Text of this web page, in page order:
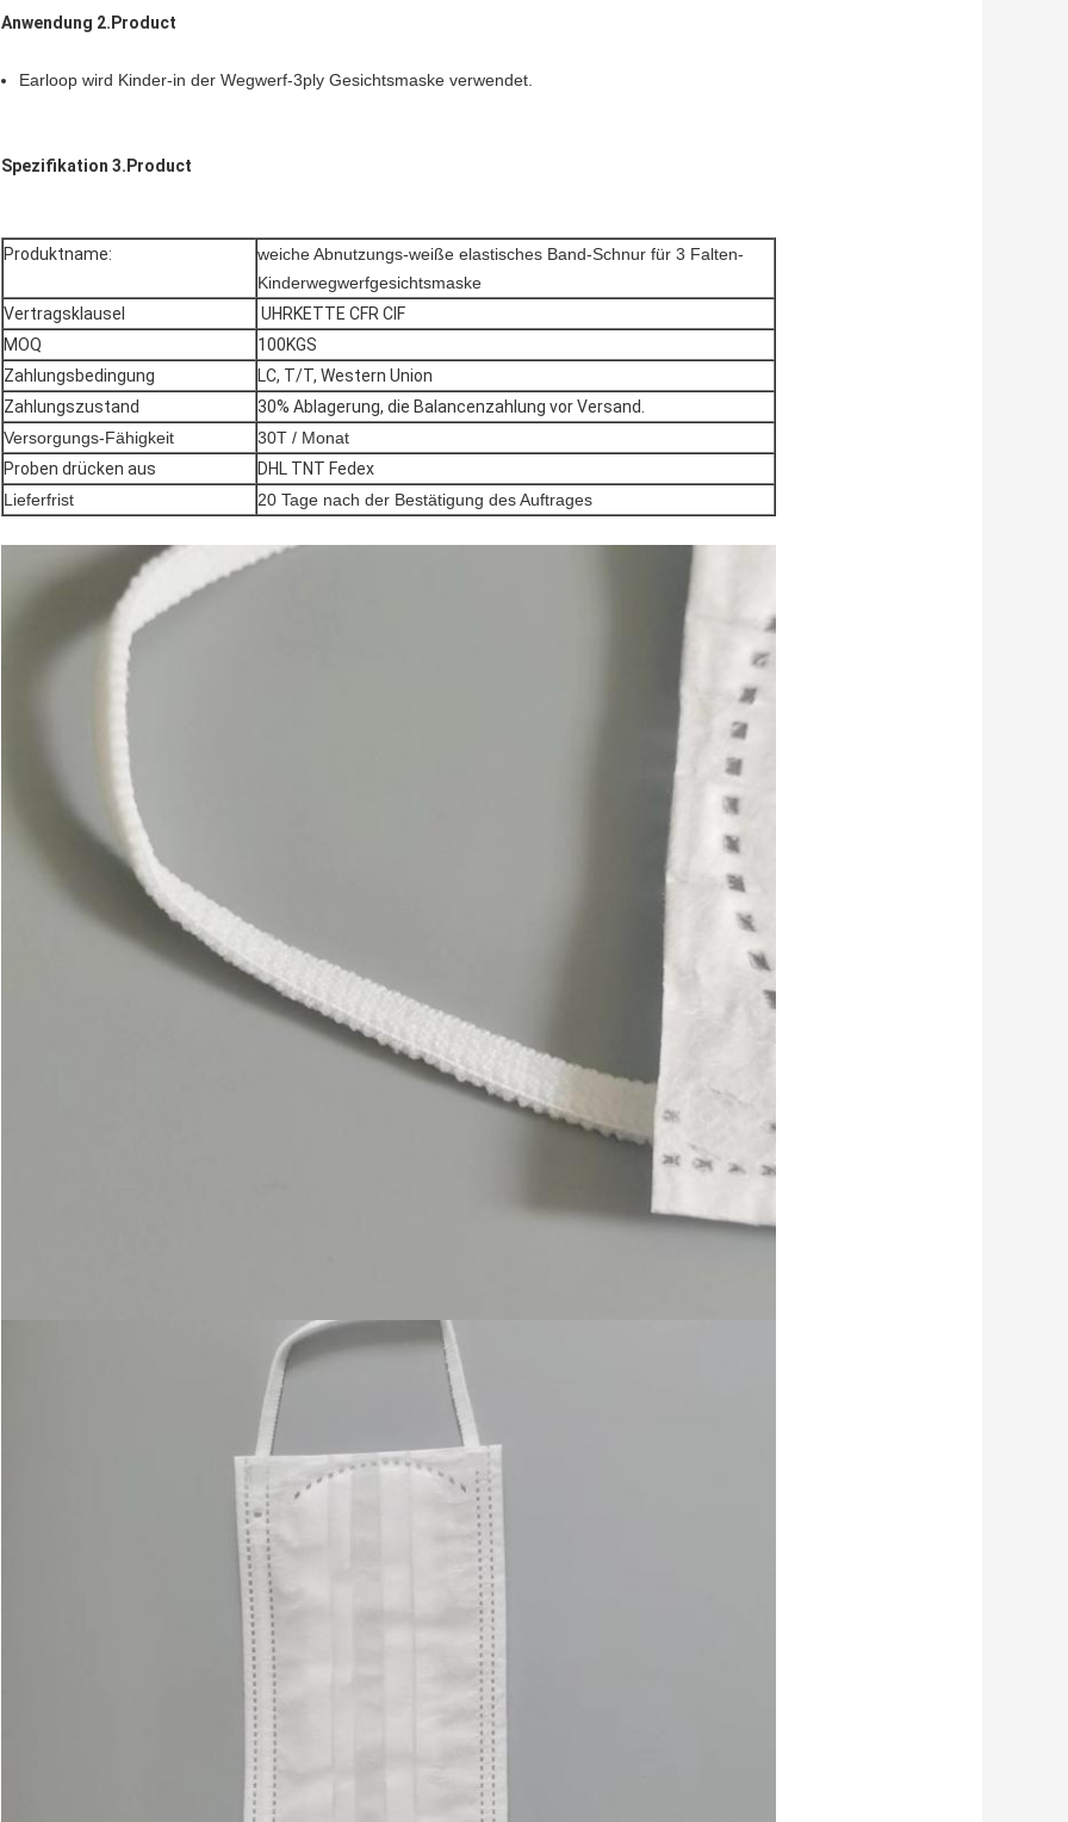
Anwendung 2.Product
Earloop wird Kinder-in der Wegwerf-3ply Gesichtsmaske verwendet.
Spezifikation 3.Product
Produktname:
weiche Abnutzungs-weiße elastisches Band-Schnur für 3 Falten-
Kinderwegwerfgesichtsmaske
Vertragsklausel
UHRKETTE CFR CIF
MOQ
100KGS
Zahlungsbedingung
LC, T/T, Western Union
Zahlungszustand
30% Ablagerung, die Balancenzahlung vor Versand.
Versorgungs-Fähigkeit
30T / Monat
Proben drücken aus
DHL TNT Fedex
Lieferfrist
20 Tage nach der Bestätigung des Auftrages